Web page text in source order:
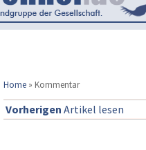
Home » Kommentar
Vorherigen Artikel lesen